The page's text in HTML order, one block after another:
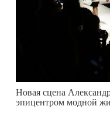
Новая сцена
эпицентром модной